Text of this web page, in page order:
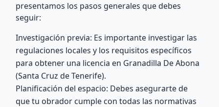
presentamos los pasos generales que debes
seguir:
Investigación previa: Es importante investigar las
regulaciones locales y los requisitos específicos
para obtener una licencia en Granadilla De Abona
(Santa Cruz de Tenerife).
Planificación del espacio: Debes asegurarte de
que tu obrador cumple con todas las normativas